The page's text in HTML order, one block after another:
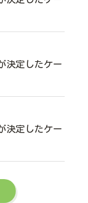
決定したケー
決定したケー